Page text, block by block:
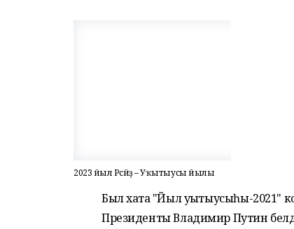
2023 йыл Рәсәйҙә – Уҡытыусы йылы
Был хаҡта "Йыл уҡытыусыһы-2021"
Президенты Владимир Путин